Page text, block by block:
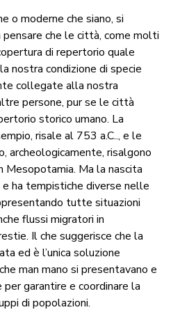
o moderne che siano, si
che le città, come molti
di repertorio quale
nostra condizione di specie
collegate alla nostra
persone, pur se le città
storico umano. La
risale al 753 a.C.., e le
archeologicamente, risalgono
Mesopotamia. Ma la nascita
ha tempistiche diverse nelle
tutte situazioni
flussi migratori in
Il che suggerisce che la
ed è l’unica soluzione
man mano si presentavano e
garantire e coordinare la
di popolazioni.